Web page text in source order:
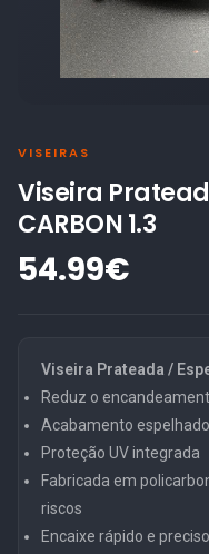
VISEIRAS
Viseira
CARBON 1.3
54.99€
Viseira Prateada /
Reduz o
Acabamento
Proteção UV integrada
Fabricada em
riscos
Encaixe rápido e preciso